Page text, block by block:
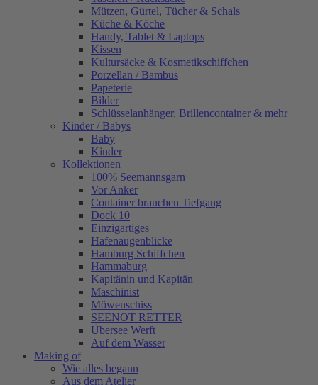
Mützen, Gürtel, Tücher & Schals
Küche & Köche
Handy, Tablet & Laptops
Kissen
Kultursäcke & Kosmetikschiffchen
Porzellan / Bambus
Papeterie
Bilder
Schlüsselanhänger, Brillencontainer & mehr
Kinder / Babys
Baby
Kinder
Kollektionen
100% Seemannsgarn
Vor Anker
Container brauchen Tiefgang
Dock 10
Einzigartiges
Hafenaugen­blicke
Hamburg Schiffchen
Hammaburg
Kapitänin und Kapitän
Maschinist
Möwenschiss
SEENOT RETTER
Übersee Werft
Auf dem Wasser
Making of
Wie alles begann
Aus dem Atelier